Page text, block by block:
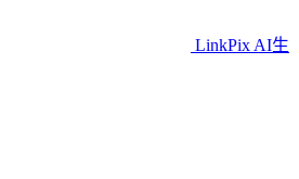
LinkPix AI生